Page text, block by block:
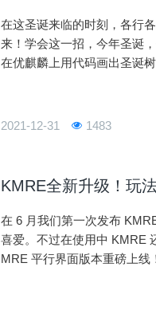
在这圣诞来临的时刻，各行
来！学会这一招，今年圣诞
在优麒麟上用代码画出圣诞
2021-12-31
1483
KMRE全新升级！玩
在 6 月我们第一次发布
喜爱。不过在使用中 KMRE
MRE 平行界面版本重磅上线